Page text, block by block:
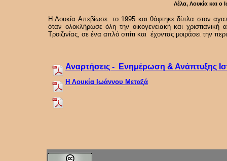
Η Λουκία Απεβίωσε το 1995 και θάφτηκε δίπλα στον
όταν ολοκλήρωσε όλη την οικογενειακή και
Τροιζινίας, σε ένα απλό σπίτι και έχοντας μοιράσει την
Λέλα, Λουκία και ο
Αναρτήσεις - Ενημέρωση & Ανάπτυξης
Η Λουκία Ιωάννου Μεταξά